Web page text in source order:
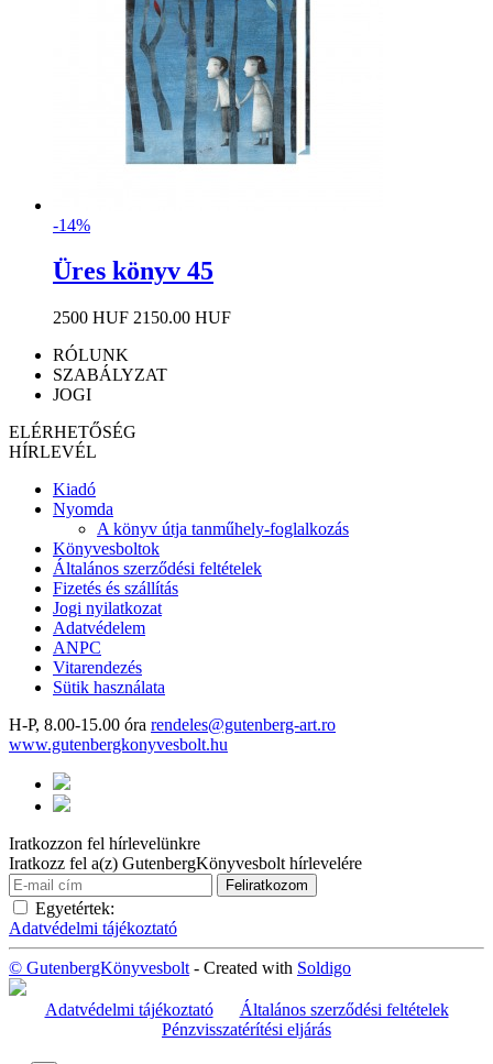
-14%
Üres könyv 45
2500 HUF 2150.00 HUF
RÓLUNK
SZABÁLYZAT
JOGI
ELÉRHETŐSÉG
HÍRLEVÉL
Kiadó
Nyomda
A könyv útja tanműhely-foglalkozás
Könyvesboltok
Általános szerződési feltételek
Fizetés és szállítás
Jogi nyilatkozat
Adatvédelem
ANPC
Vitarendezés
Sütik használata
H-P, 8.00-15.00 óra rendeles@gutenberg-art.ro
www.gutenbergkonyvesbolt.hu
Iratkozzon fel hírlevelünkre
Iratkozz fel a(z) GutenbergKönyvesbolt hírlevelére
Egyetértek:
Adatvédelmi tájékoztató
© GutenbergKönyvesbolt - Created with Soldigo
Adatvédelmi tájékoztató
Általános szerződési feltételek
Pénzvisszatérítési eljárás